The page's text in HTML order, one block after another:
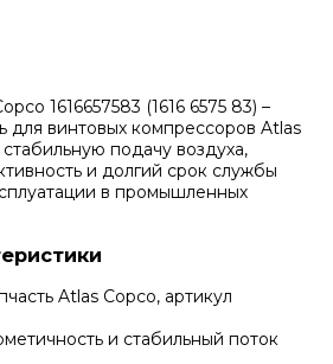
1616657583 (1616 6575 83) –
для винтовых компрессоров Atlas
подачу воздуха,
и долгий срок службы
в промышленных
Atlas Copco, артикул
и стабильный поток